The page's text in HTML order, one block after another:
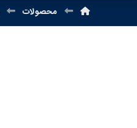
محصولات